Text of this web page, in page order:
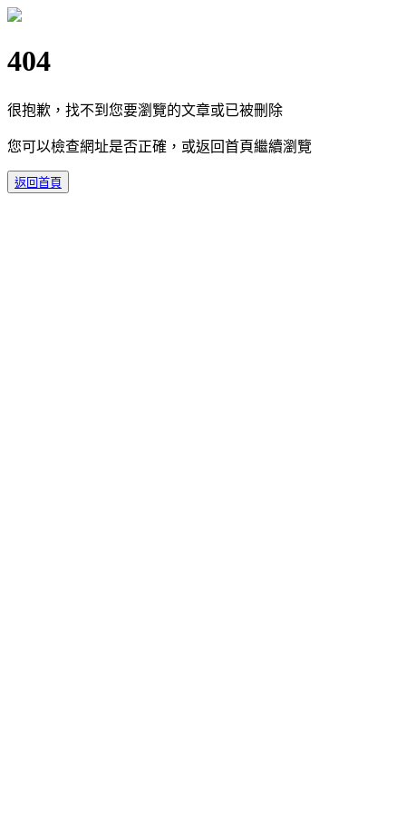
404
很抱歉，找不到您要瀏覽的文章或已被刪除
您可以檢查網址是否正確，或返回首頁繼續瀏覽
返回首頁